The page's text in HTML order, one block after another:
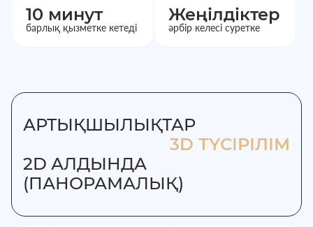
10 минут
барлық қызметке кетеді
Жеңілдіктер
әрбір келесі суретке
АРТЫҚШЫЛЫҚТАР
3D ТҮСІРІЛІМ
2D АЛДЫНДА
(ПАНОРАМАЛЫҚ)